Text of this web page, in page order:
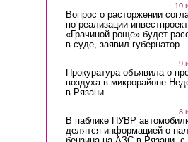
10
Вопрос о расторжении
по реализации
«Грачиной роще» будет
в суде, заявил губернатор
9
Прокуратура объявила о
воздуха в микрорайоне
в Рязани
8
В паблике ПУВР
делятся информацией о